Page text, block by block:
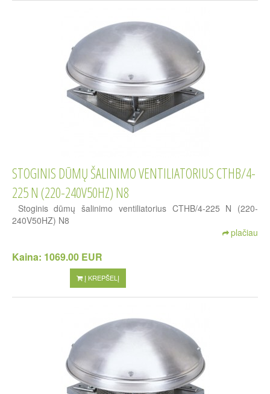
STOGINIS DŪMŲ ŠALINIMO VENTILIATORIUS CTHB/4-
225 N (220-240V50HZ) N8
Stoginis dūmų šalinimo ventiliatorius CTHB/4-225 N (220-
240V50HZ) N8
plačiau
Kaina: 1069.00 EUR
Į KREPŠELĮ